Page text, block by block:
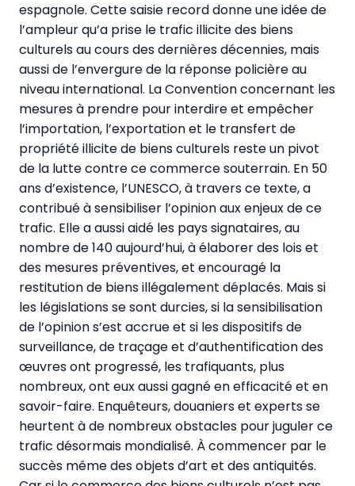
espagnole. Cette saisie record donne une idée de
l’ampleur qu’a prise le trafic illicite des biens
culturels au cours des dernières décennies, mais
aussi de l’envergure de la réponse policière au
niveau international. La Convention concernant les
mesures à prendre pour interdire et empêcher
l’importation, l’exportation et le transfert de
propriété illicite de biens culturels reste un pivot
de la lutte contre ce commerce souterrain. En 50
ans d’existence, l’UNESCO, à travers ce texte, a
contribué à sensibiliser l’opinion aux enjeux de ce
trafic. Elle a aussi aidé les pays signataires, au
nombre de 140 aujourd’hui, à élaborer des lois et
des mesures préventives, et encouragé la
restitution de biens illégalement déplacés. Mais si
les législations se sont durcies, si la sensibilisation
de l’opinion s’est accrue et si les dispositifs de
surveillance, de traçage et d’authentification des
œuvres ont progressé, les trafiquants, plus
nombreux, ont eux aussi gagné en efficacité et en
savoir-faire. Enquêteurs, douaniers et experts se
heurtent à de nombreux obstacles pour juguler ce
trafic désormais mondialisé. À commencer par le
succès même des objets d’art et des antiquités.